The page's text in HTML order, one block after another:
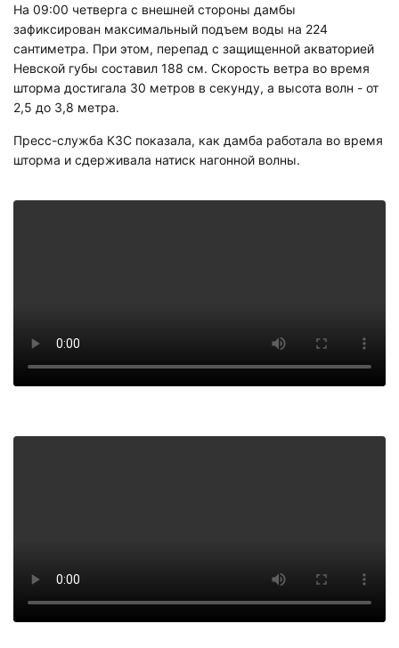
На 09:00 четверга с внешней стороны дамбы
зафиксирован максимальный подъем воды на 224
сантиметра. При этом, перепад с защищенной акваторией
Невской губы составил 188 см. Скорость ветра во время
шторма достигала 30 метров в секунду, а высота волн - от
2,5 до 3,8 метра.
Пресс-служба КЗС показала, как дамба работала во время
шторма и сдерживала натиск нагонной волны.